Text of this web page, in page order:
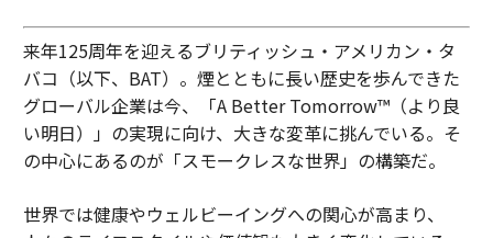
来年125周年を迎えるブリティッシュ・アメリカン・タ
バコ（以下、BAT）。煙とともに長い歴史を歩んできた
グローバル企業は今、「A Better Tomorrow™（より良
い明日）」の実現に向け、大きな変革に挑んでいる。そ
の中心にあるのが「スモークレスな世界」の構築だ。
世界では健康やウェルビーイングへの関心が高まり、